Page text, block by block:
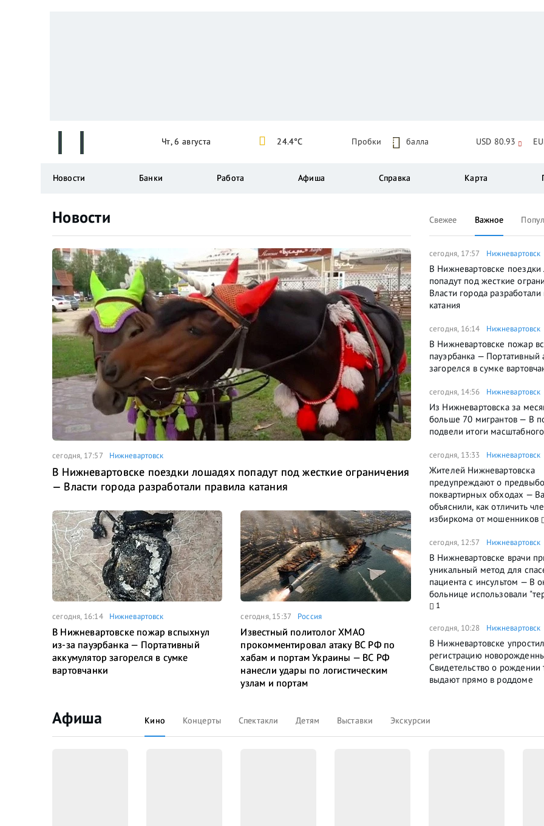
Новости
сегодня, 17:57 Нижневартовск
В Нижневартовске поездки лошадях попадут под жесткие ограничения
— Власти города разработали правила катания
сегодня, 16:14 Нижневартовск
В Нижневартовске пожар вспыхнул
из-за пауэрбанка — Портативный
аккумулятор загорелся в сумке
вартовчанки
сегодня, 15:37 Россия
Известный политолог ХМАО
прокомментировал атаку ВС РФ по
хабам и портам Украины — ВС РФ
нанесли удары по логистическим
узлам и портам
Свежее Важное
сегодня, 17:57 Нижневартовск
В Нижневартовске
попадут под жесткие
Власти города
катания
сегодня, 16:14 Нижневартовск
В Нижневартовске пожар
пауэрбанка — Портативный
загорелся в сумке
сегодня, 14:56 Нижневартовск
Из Нижневартовска за
больше 70 мигрантов — В
подвели итоги
сегодня, 13:33 Нижневартовск
Жителей Нижневартовска
предупреждают о
поквартирных обходах —
объяснили, как отличить
избиркома от мошенников
сегодня, 12:57 Нижневартовск
В Нижневартовске врачи
уникальный метод для
пациента с инсультом — В
больнице использовали
1
сегодня, 10:28 Нижневартовск
В Нижневартовске
регистрацию
Свидетельство о рождении
выдают прямо в роддоме
Афиша Кино Концерты Спектакли Детям Выставки Экскурсии
Чт, 6 августа 24.4°C Пробки 5 балла USD 80.93
Новости Банки Работа Афиша Справка Карта